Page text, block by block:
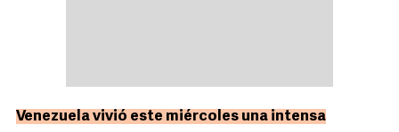
Venezuela vivió este miércoles una intensa